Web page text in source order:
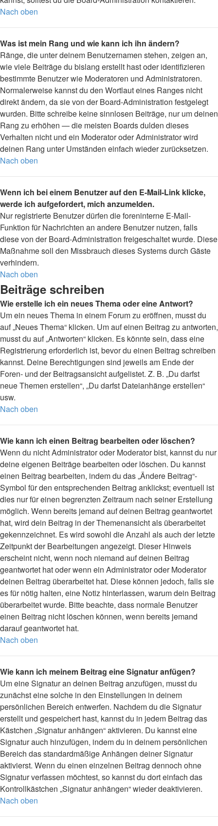
Nach oben
Was ist mein Rang und wie kann ich ihn ändern?
Ränge, die unter deinem Benutzernamen stehen, zeigen an,
wie viele Beiträge du bislang erstellt hast oder identifizieren
bestimmte Benutzer wie Moderatoren und Administratoren.
Normalerweise kannst du den Wortlaut eines Ranges nicht
direkt ändern, da sie von der Board-Administration festgelegt
wurden. Bitte schreibe keine sinnlosen Beiträge, nur um deinen
Rang zu erhöhen — die meisten Boards dulden dieses
Verhalten nicht und ein Moderator oder Administrator wird
deinen Rang unter Umständen einfach wieder zurücksetzen.
Nach oben
Wenn ich bei einem Benutzer auf den E-Mail-Link klicke,
werde ich aufgefordert, mich anzumelden.
Nur registrierte Benutzer dürfen die foreninterne E-Mail-
Funktion für Nachrichten an andere Benutzer nutzen, falls
diese von der Board-Administration freigeschaltet wurde. Diese
Maßnahme soll den Missbrauch dieses Systems durch Gäste
verhindern.
Nach oben
Beiträge schreiben
Wie erstelle ich ein neues Thema oder eine Antwort?
Um ein neues Thema in einem Forum zu eröffnen, musst du
auf „Neues Thema“ klicken. Um auf einen Beitrag zu antworten,
musst du auf „Antworten“ klicken. Es könnte sein, dass eine
Registrierung erforderlich ist, bevor du einen Beitrag schreiben
kannst. Deine Berechtigungen sind jeweils am Ende der
Foren- und der Beitragsansicht aufgelistet. Z. B. „Du darfst
neue Themen erstellen“, „Du darfst Dateianhänge erstellen“
usw.
Nach oben
Wie kann ich einen Beitrag bearbeiten oder löschen?
Wenn du nicht Administrator oder Moderator bist, kannst du nur
deine eigenen Beiträge bearbeiten oder löschen. Du kannst
einen Beitrag bearbeiten, indem du das „Ändere Beitrag“-
Symbol für den entsprechenden Beitrag anklickst; eventuell ist
dies nur für einen begrenzten Zeitraum nach seiner Erstellung
möglich. Wenn bereits jemand auf deinen Beitrag geantwortet
hat, wird dein Beitrag in der Themenansicht als überarbeitet
gekennzeichnet. Es wird sowohl die Anzahl als auch der letzte
Zeitpunkt der Bearbeitungen angezeigt. Dieser Hinweis
erscheint nicht, wenn noch niemand auf deinen Beitrag
geantwortet hat oder wenn ein Administrator oder Moderator
deinen Beitrag überarbeitet hat. Diese können jedoch, falls sie
es für nötig halten, eine Notiz hinterlassen, warum dein Beitrag
überarbeitet wurde. Bitte beachte, dass normale Benutzer
einen Beitrag nicht löschen können, wenn bereits jemand
darauf geantwortet hat.
Nach oben
Wie kann ich meinem Beitrag eine Signatur anfügen?
Um eine Signatur an deinen Beitrag anzufügen, musst du
zunächst eine solche in den Einstellungen in deinem
persönlichen Bereich entwerfen. Nachdem du die Signatur
erstellt und gespeichert hast, kannst du in jedem Beitrag das
Kästchen „Signatur anhängen“ aktivieren. Du kannst eine
Signatur auch hinzufügen, indem du in deinem persönlichen
Bereich das standardmäßige Anhängen deiner Signatur
aktivierst. Wenn du einen einzelnen Beitrag dennoch ohne
Signatur verfassen möchtest, so kannst du dort einfach das
Kontrollkästchen „Signatur anhängen“ wieder deaktivieren.
Nach oben